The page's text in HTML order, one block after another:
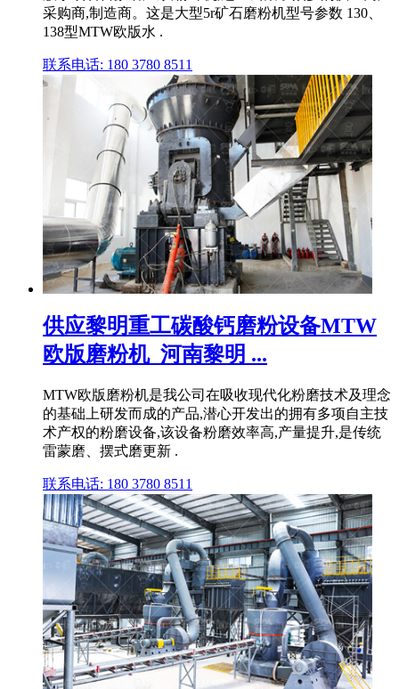
采购商,制造商。这是大型5r矿石磨粉机型号参数 130、
138型MTW欧版水 .
联系电话: 180 3780 8511
供应黎明重工碳酸钙磨粉设备MTW
欧版磨粉机_河南黎明 ...
MTW欧版磨粉机是我公司在吸收现代化粉磨技术及理念
的基础上研发而成的产品,潜心开发出的拥有多项自主技
术产权的粉磨设备,该设备粉磨效率高,产量提升,是传统
雷蒙磨、摆式磨更新 .
联系电话: 180 3780 8511